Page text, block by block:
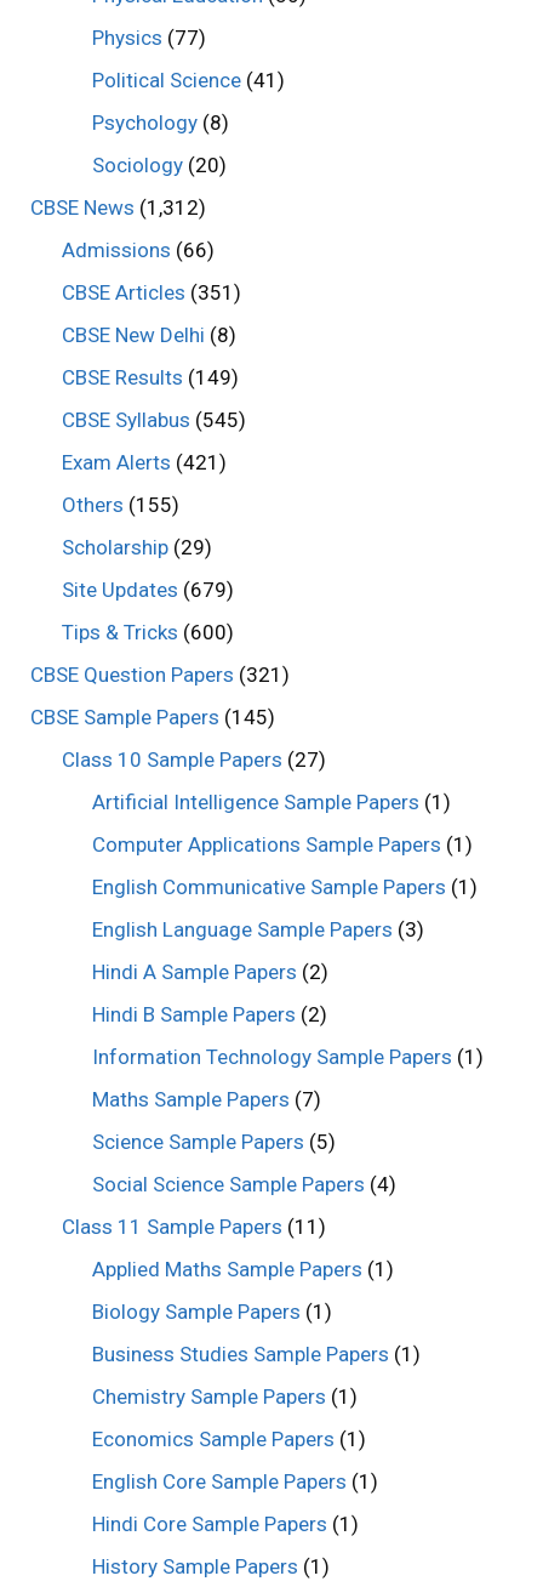
Physics (77)
Political Science (41)
Psychology (8)
Sociology (20)
CBSE News (1,312)
Admissions (66)
CBSE Articles (351)
CBSE New Delhi (8)
CBSE Results (149)
CBSE Syllabus (545)
Exam Alerts (421)
Others (155)
Scholarship(29)
Site Updates (679)
Tips & Tricks (600)
CBSE Question Papers (321)
CBSE Sample Papers (145)
Class 10 Sample Papers (27)
Artificial Intelligence Sample Papers (1)
Computer Applications Sample Papers (1)
English Communicative Sample Papers (1)
English Language Sample Papers (3)
Hindi A Sample Papers (2)
Hindi B Sample Papers (2)
Information Technology Sample Papers (1)
Maths Sample Papers (7)
Science Sample Papers (5)
Social Science Sample Papers (4)
Class 11 Sample Papers (11)
Applied Maths Sample Papers (1)
Biology Sample Papers (1)
Business Studies Sample Papers (1)
Chemistry Sample Papers (1)
Economics Sample Papers (1)
English Core Sample Papers (1)
Hindi Core Sample Papers (1)
History Sample Papers (1)